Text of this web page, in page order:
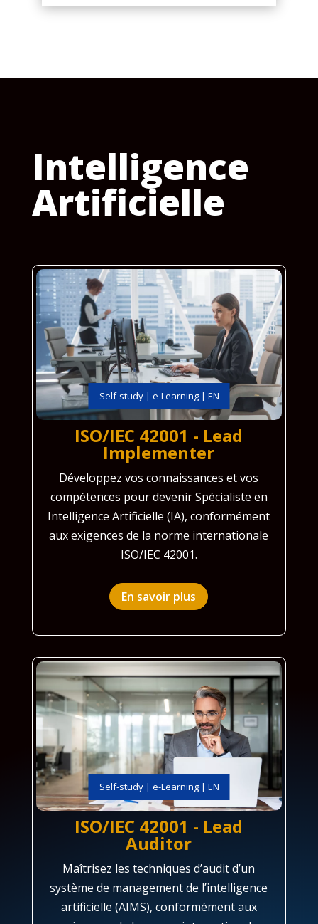
Intelligence
Artificielle
Self-study | e-Learning | EN
ISO/IEC 42001 - Lead
Implementer
Développez vos connaissances et vos
compétences pour devenir Spécialiste en
Intelligence Artificielle (IA), conformément
aux exigences de la norme internationale
ISO/IEC 42001.
En savoir plus
Self-study | e-Learning | EN
ISO/IEC 42001 - Lead
Auditor
Maîtrisez les techniques d’audit d’un
système de management de l’intelligence
artificielle (AIMS), conformément aux